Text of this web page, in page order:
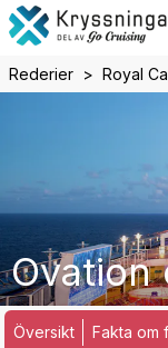
Rederier Royal
Ovation
Översikt Fakta om